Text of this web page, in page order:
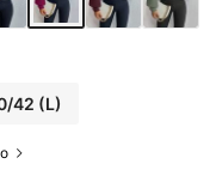
42 (L)